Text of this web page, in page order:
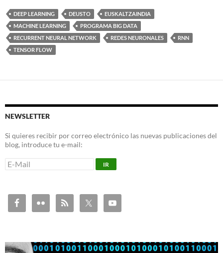
DEEP LEARNING DEUSTO
EUSKALTZAINDIA
MACHINE LEARNING
PROGRAMA BIG DATA
RECURRENT NEURAL NETWORK
REDES NEURONALES
RNN
TENSOR FLOW
NEWSLETTER
Si quieres recibir por correo electrónico las nuevas publicaciones del
blog, introduce tu e-mail: